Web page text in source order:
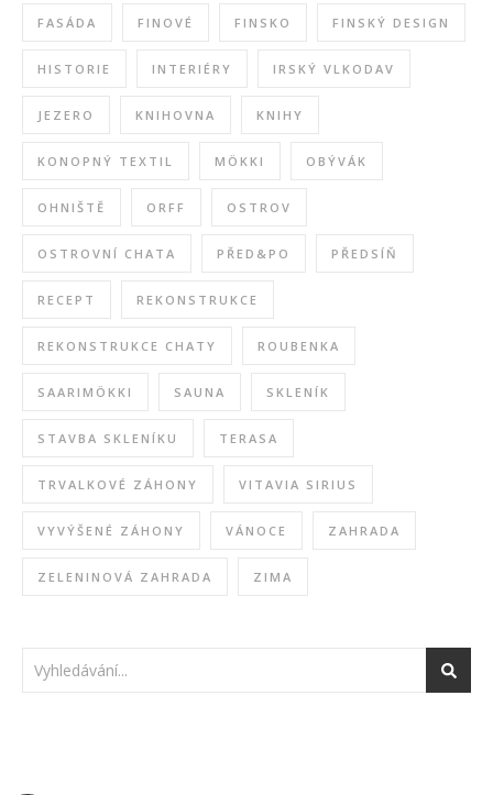
FASÁDA FINOVÉ FINSKO FINSKÝ DESIGN
HISTORIE INTERIÉRY IRSKÝ VLKODAV
JEZERO KNIHOVNA KNIHY
KONOPNÝ TEXTIL MÖKKI OBÝVÁK
OHNIŠTĚ ORFF OSTROV
OSTROVNÍ CHATA PŘED&PO PŘEDSÍŇ
RECEPT REKONSTRUKCE
REKONSTRUKCE CHATY ROUBENKA
SAARIMÖKKI SAUNA SKLENÍK
STAVBA SKLENÍKU TERASA
TRVALKOVÉ ZÁHONY VITAVIA SIRIUS
VYVÝŠENÉ ZÁHONY VÁNOCE ZAHRADA
ZELENINOVÁ ZAHRADA ZIMA